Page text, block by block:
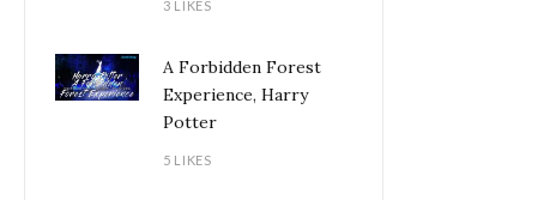
3 LIKES
A Forbidden Forest
Experience, Harry
Potter
5 LIKES